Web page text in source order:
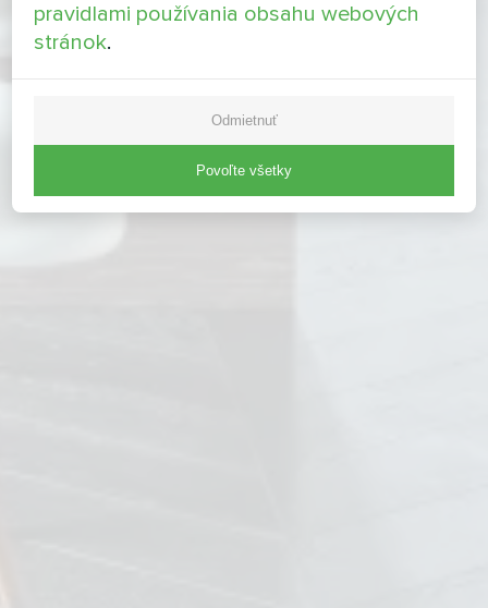
pravidlami používania obsahu webových
stránok.
Odmietnuť
Povoľte všetky